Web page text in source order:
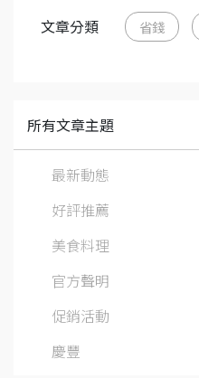
文章分類 省錢
所有文章主題
最新動態
好評推薦
美食料理
官方聲明
促銷活動
慶豐